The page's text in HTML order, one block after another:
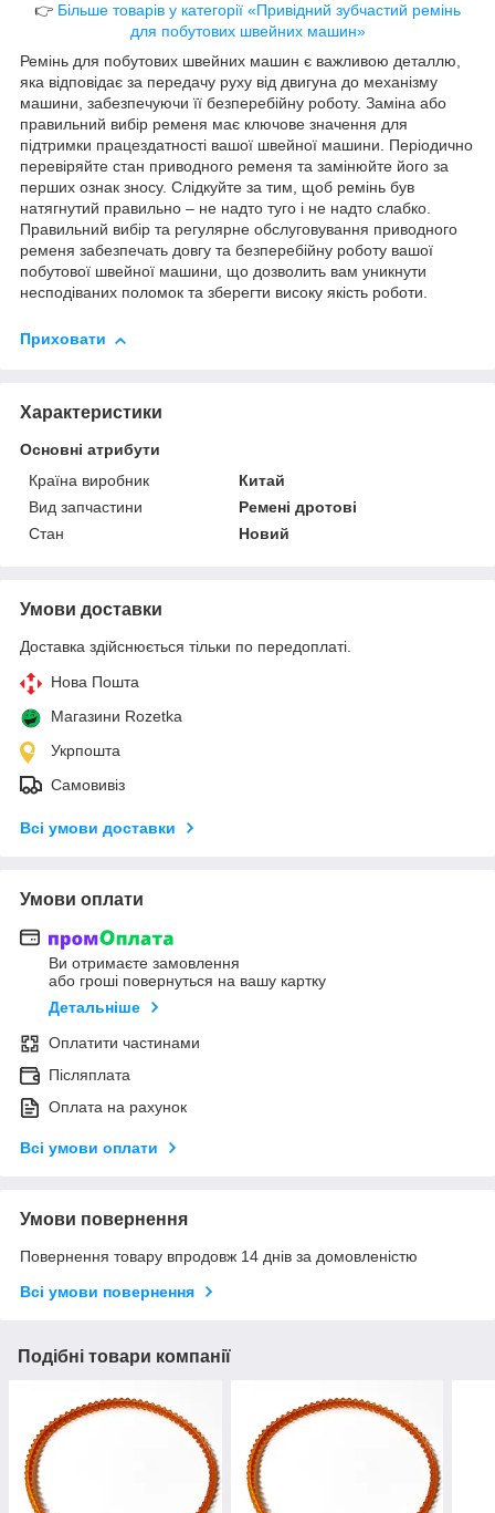
👉 Більше товарів у категорії «Привідний зубчастий ремінь
для побутових швейних машин»
Ремінь для побутових швейних машин є важливою деталлю,
яка відповідає за передачу руху від двигуна до механізму
машини, забезпечуючи її безперебійну роботу. Заміна або
правильний вибір ременя має ключове значення для
підтримки працездатності вашої швейної машини. Періодично
перевіряйте стан приводного ременя та замінюйте його за
перших ознак зносу. Слідкуйте за тим, щоб ремінь був
натягнутий правильно – не надто туго і не надто слабко.
Правильний вибір та регулярне обслуговування приводного
ременя забезпечать довгу та безперебійну роботу вашої
побутової швейної машини, що дозволить вам уникнути
несподіваних поломок та зберегти високу якість роботи.
Приховати
Характеристики
Основні атрибути
Країна виробник
Китай
Вид запчастини
Ремені дротові
Стан
Новий
Умови доставки
Доставка здійснюється тільки по передоплаті.
Нова Пошта
Магазини Rozetka
Укрпошта
Самовивіз
Всі умови доставки
Умови оплати
Ви отримаєте замовлення
або гроші повернуться на вашу картку
Детальніше
Оплатити частинами
Післяплата
Оплата на рахунок
Всі умови оплати
Умови повернення
Повернення товару впродовж 14 днів за домовленістю
Всі умови повернення
Подібні товари компанії